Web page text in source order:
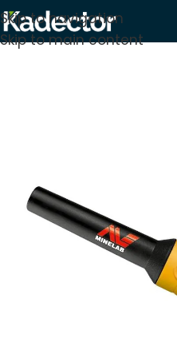
Skip to navigation
Skip to main content